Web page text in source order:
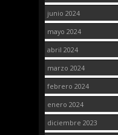
junio 2024
mayo 2024
abril 2024
marzo 2024
febrero 2024
enero 2024
diciembre 2023